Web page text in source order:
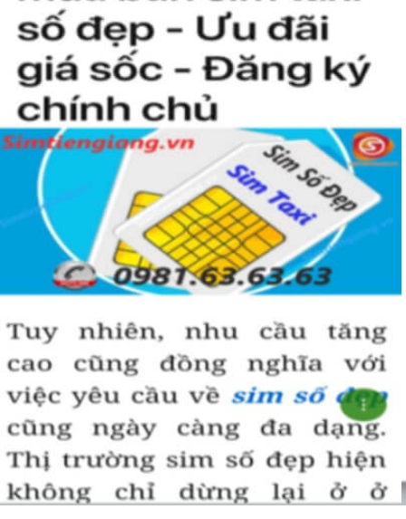
người khác cũng sẽ biết được vị trí của bạn trong xã hội là như thế
nào rồi?
Hướng dẫn mua Sim Tứ Quý 2 tại
Simtiengiang.vn.
Sim Tiền Giang là đơn vị cung cấp
Tứ Quý, sim giá rẻ uy
tín chất lượng.
Chọn mua sim số đẹp thường mất nhiều thời gian ở khoản lựa số,
một số phải vừa đẹp, vừa tốt về phong thủy thì mới là sim hoàn
hảo. Vậy phải làm sao?
- Cách nhanh nhất để chọn mua được Sim Tứ Quý 2 là bạn vào
trang chủ của Sim Tiền Giang, chọn mục “
Sim giảm giá
“ ở ngay đầu
trang chủ. Đây là danh sách sim được đại lý giảm giá vì một số lý